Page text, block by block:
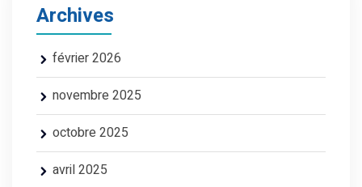
Archives
février 2026
novembre 2025
octobre 2025
avril 2025